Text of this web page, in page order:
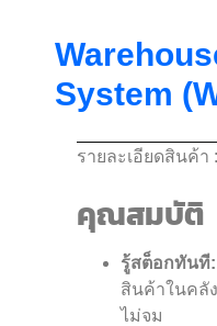
System
รายละเอียดสินค้า :
คุณสมบัติ
รู้สต็อกทันที:
สินค้าในคลั
ไม่จม